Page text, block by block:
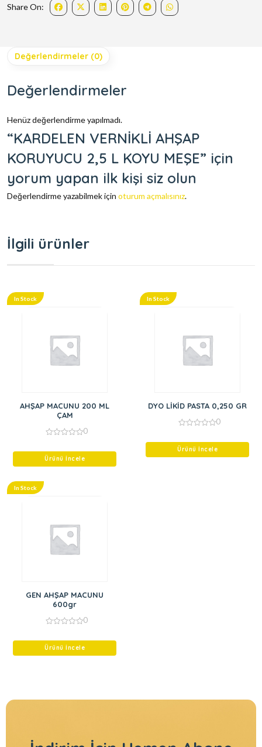
Share On:
Değerlendirmeler (0)
Değerlendirmeler
Henüz değerlendirme yapılmadı.
“KARDELEN VERNİKLİ AHŞAP
KORUYUCU 2,5 L KOYU MEŞE” için
yorum yapan ilk kişi siz olun
Değerlendirme yazabilmek için oturum açmalısınız.
İlgili ürünler
In Stock
AHŞAP MACUNU 200 ML
ÇAM
of
0
Ürünü İncele
In Stock
DYO LİKİD PASTA 0,250 GR
of
0
Ürünü İncele
In Stock
GEN AHŞAP MACUNU
600gr
of
0
Ürünü İncele